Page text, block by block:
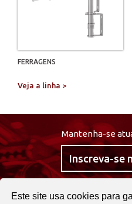
Este site usa cookies para
FERRAGENS
Veja a linha >
Mantenha-se
Inscreva-se
@curta3f